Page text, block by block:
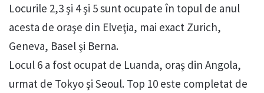
Locurile 2,3 şi 4 şi 5 sunt ocupate în topul de anul
acesta de oraşe din Elveţia, mai exact Zurich,
Geneva, Basel şi Berna.
Locul 6 a fost ocupat de Luanda, oraş din Angola,
urmat de Tokyo şi Seoul. Top 10 este completat de